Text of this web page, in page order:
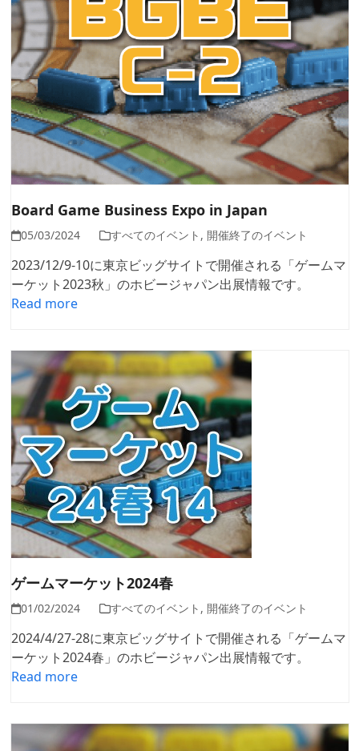
Board Game Business Expo in Japan
05/03/2024 すべてのイベント , 開催終了のイベント
2023/12/9-10に東京ビッグサイトで開催される「ゲームマ
ーケット2023秋」のホビージャパン出展情報です。
Read more
ゲームマーケット2024春
01/02/2024 すべてのイベント , 開催終了のイベント
2024/4/27-28に東京ビッグサイトで開催される「ゲームマ
ーケット2024春」のホビージャパン出展情報です。
Read more